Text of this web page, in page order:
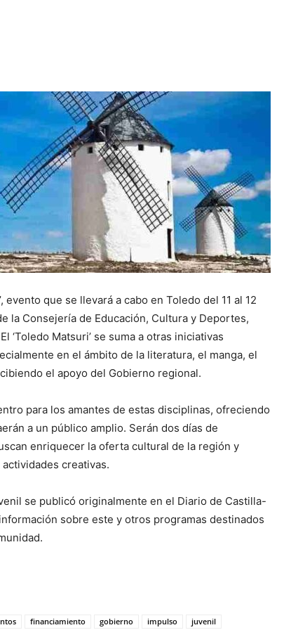
que se llevará a cabo en Toledo del 11 al 12
la Consejería de Educación, Cultura y Deportes,
‘Toledo Matsuri’ se suma a otras iniciativas
en el ámbito de la literatura, el manga, el
el apoyo del Gobierno regional.
para los amantes de estas disciplinas, ofreciendo
a un público amplio. Serán dos días de
enriquecer la oferta cultural de la región y
creativas.
se publicó originalmente en el Diario de Castilla-
sobre este y otros programas destinados
financiamiento gobierno impulso juvenil